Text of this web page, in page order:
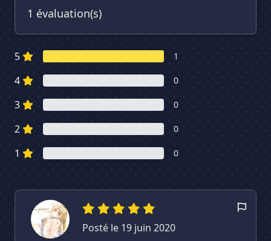
1 évaluation(s)
5 1
4 0
3 0
2 0
1 0
Posté le 19 juin 2020